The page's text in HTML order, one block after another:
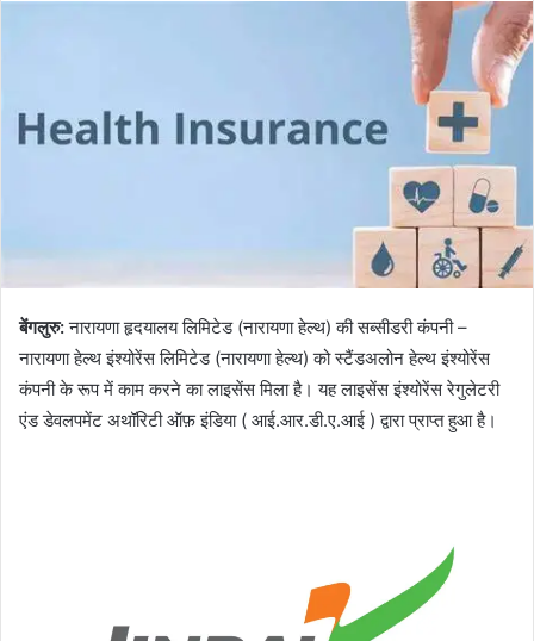
बेंगलुरु:नारायणा हृदयालय लिमिटेड (नारायणा हेल्थ) की सब्सीडरी कंपनी –
नारायणा हेल्थ इंश्योरेंस लिमिटेड (नारायणा हेल्थ) को स्टैंडअलोन हेल्थ इंश्योरेंस
कंपनी के रूप में काम करने का लाइसेंस मिला है। यह लाइसेंस इंश्योरेंस रेगुलेटरी
एंड डेवलपमेंट अथॉरिटी ऑफ़ इंडिया ( आई.आर.डी.ए.आई ) द्वारा प्राप्त हुआ है।